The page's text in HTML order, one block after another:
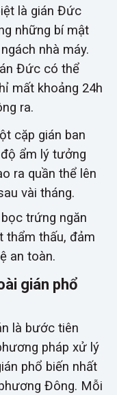
là gián Đức
những bí mật
nhà máy.
Đức có thể
mất khoảng 24h
ra.
cặp gián ban
ẩm lý tưởng
ra quần thể lên
vài tháng.
trứng ngăn
thẩm thấu, đảm
an toàn.
gián phổ
là bước tiên
pháp xử lý
phổ biến nhất
Đông. Mỗi